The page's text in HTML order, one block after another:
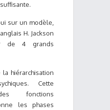
sur un modèle,
H. Jackson
de 4 grands
hiérarchisation
Cette
fonctions
les phases